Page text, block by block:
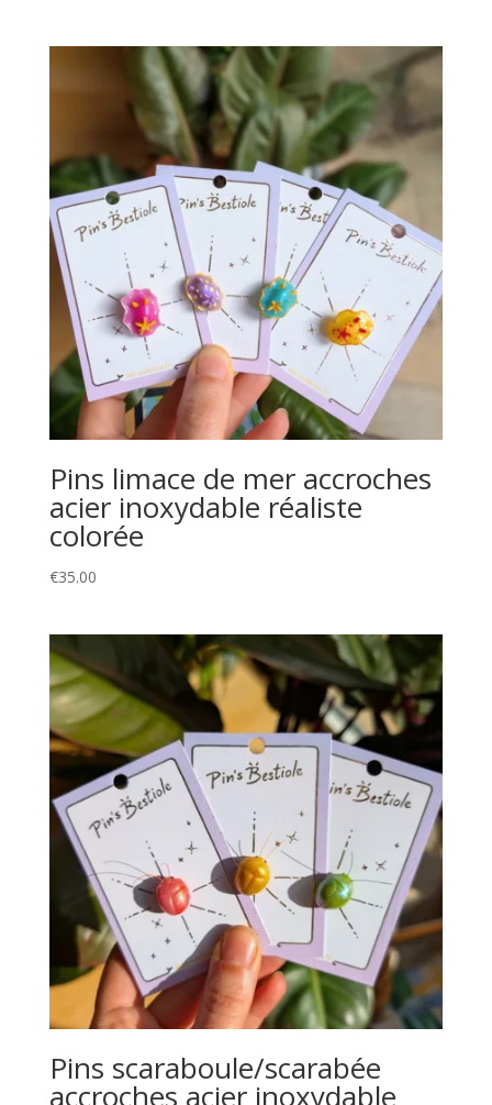
Pins limace de mer accroches
acier inoxydable réaliste
colorée
€35.00
Pins scaraboule/scarabée
accroches acier inoxydable